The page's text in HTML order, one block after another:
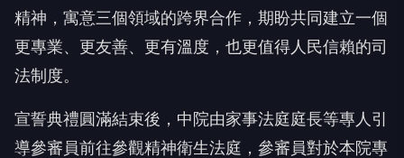
精神，寓意三個領域的跨界合作，期盼共同建立一個
更專業、更友善、更有溫度，也更值得人民信賴的司
法制度。
宣誓典禮圓滿結束後，中院由家事法庭庭長等專人引
導參審員前往參觀精神衛生法庭，參審員對於本院專